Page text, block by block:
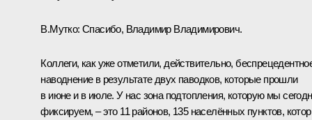
В.Мутко: Спасибо, Владимир Владимирович.
Коллеги, как уже отметили, действительно,
наводнение в результате двух паводков, которые прошли
в июне и в июле. У нас зона подтопления, которую мы
фиксируем, – это 11 районов, 135 населённых пунктов,